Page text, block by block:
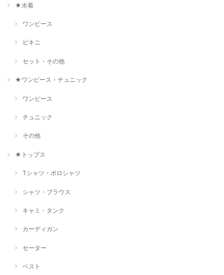
★水着
ワンピース
ビキニ
セット・その他
★ワンピース・チュニック
ワンピース
チュニック
その他
★トップス
Tシャツ・ポロシャツ
シャツ・ブラウス
キャミ・タンク
カーディガン
セーター
ベスト